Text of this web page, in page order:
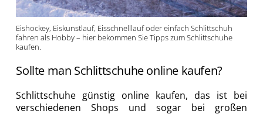
Eishockey, Eiskunstlauf, Eisschnelllauf oder einfach Schlittschuh
fahren als Hobby – hier bekommen Sie Tipps zum Schlittschuhe
kaufen.
Sollte man Schlittschuhe online kaufen?
Schlittschuhe günstig online kaufen, das ist bei
verschiedenen Shops und sogar bei großen